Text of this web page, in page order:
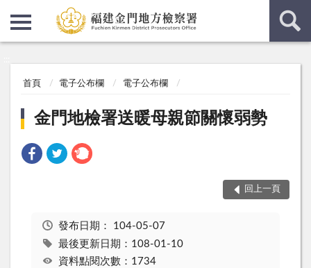
首頁 電子公布欄 電子公布欄
金門地檢署送暖母親節關懷弱勢
回上一頁
發布日期： 104-05-07
最後更新日期：108-01-10
資料點閱次數：1734